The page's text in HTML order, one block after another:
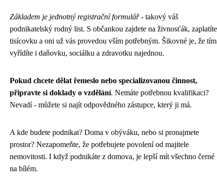
Základem je jednotný registrační formulář- takový váš
podnikatelský rodný list. S občankou zajdete na živnosťák, zaplatíte
tisícovku a oni už vás provedou vším potřebným. Šikovné je, že tím
vyřídíte i daňovku, sociálku a zdravotku najednou.
Pokud chcete dělat řemeslo nebo specializovanou činnost,
připravte si doklady o vzdělání. Nemáte potřebnou kvalifikaci?
Nevadí - můžete si najít odpovědného zástupce, který ji má.
A kde budete podnikat? Doma v obýváku, nebo si pronajmete
prostor? Nezapomeňte, že potřebujete povolení od majitele
nemovitosti. I když podnikáte z domova, je lepší mít všechno černé
na bílém.